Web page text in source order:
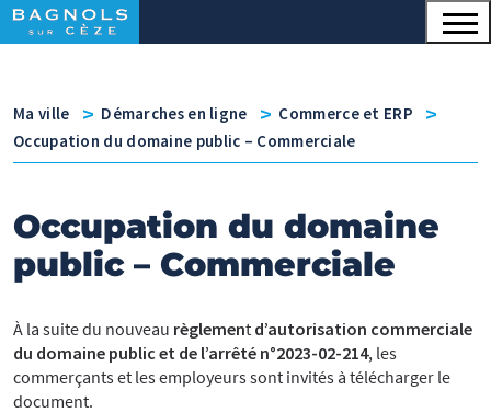
Panneau de gestion des cookies
Menu principal
Contenu
Ma ville v Démarches en ligne v Commerce et ERP v
Occupation du domaine public – Commerciale
Occupation du domaine
public – Commerciale
À la suite du nouveau règlement d’autorisation commerciale
du domaine public et de l’arrêté n°2023-02-214, les
commerçants et les employeurs sont invités à télécharger le
document.